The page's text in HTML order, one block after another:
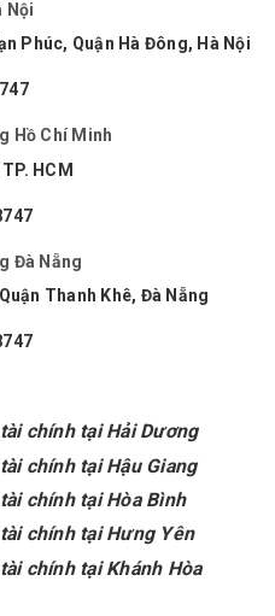
Nội
Phúc, Quận Hà Đông, Hà Nội
Hồ Chí Minh
HCM
Đà Nẵng
Thanh Khê, Đà Nẵng
chính tại Hải Dương
chính tại Hậu Giang
chính tại Hòa Bình
chính tại Hưng Yên
chính tại Khánh Hòa